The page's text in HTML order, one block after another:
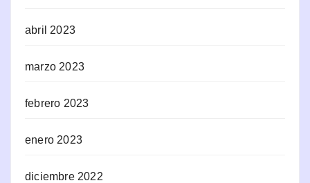
abril 2023
marzo 2023
febrero 2023
enero 2023
diciembre 2022